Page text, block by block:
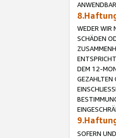
WEDER WIR
SCHÄDEN
DEM 12-
GEZAHLTEN
SOFERN